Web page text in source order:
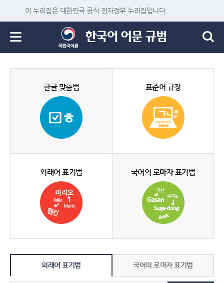
이 누리집은 대한민국 공식 전자정부 누리집입니다.
한글 맞춤법 표준어 규정
외래어 표기법 국어의 로마자 표기법
외래어 표기법 국어의 로마자 표기법